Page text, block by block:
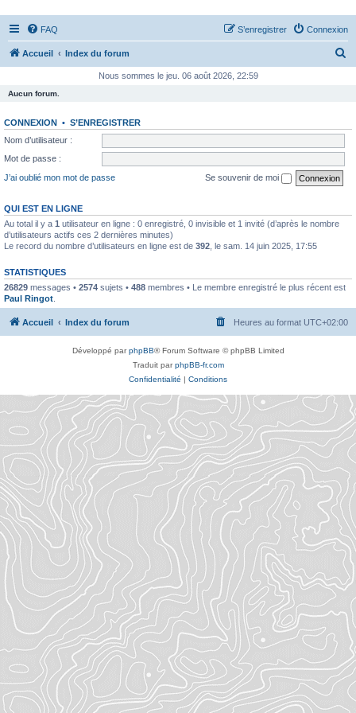
FAQ Connexion
S’enregistrer
Accueil Index du forum
e
Nous sommes le jeu. 06 août 2026, 22:59
Aucun forum.
CONNEXION • S’ENREGISTRER
Nom d’utilisateur :
Mot de passe :
J’ai oublié mon mot de passe
Se souvenir de moi
QUI EST EN LIGNE
Au total il y a 1 utilisateur en ligne : 0 enregistré, 0 invisible et 1 invité (d’après le nombre
d’utilisateurs actifs ces 2 dernières minutes)
Le record du nombre d’utilisateurs en ligne est de 392 , le sam. 14 juin 2025, 17:55
STATISTIQUES
26829 messages • 2574 sujets • 488 membres • Le membre enregistré le plus récent est
Paul Ringot
Accueil Index du forum Heures au format UTC+02:00
Développé parphpBB® Forum Software © phpBB Limited
Traduit parphpBB-fr.com
Confidentialité | Conditions